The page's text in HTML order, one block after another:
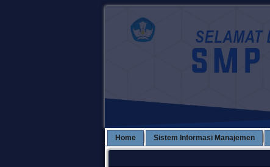
Home Sistem Informasi Manajemen